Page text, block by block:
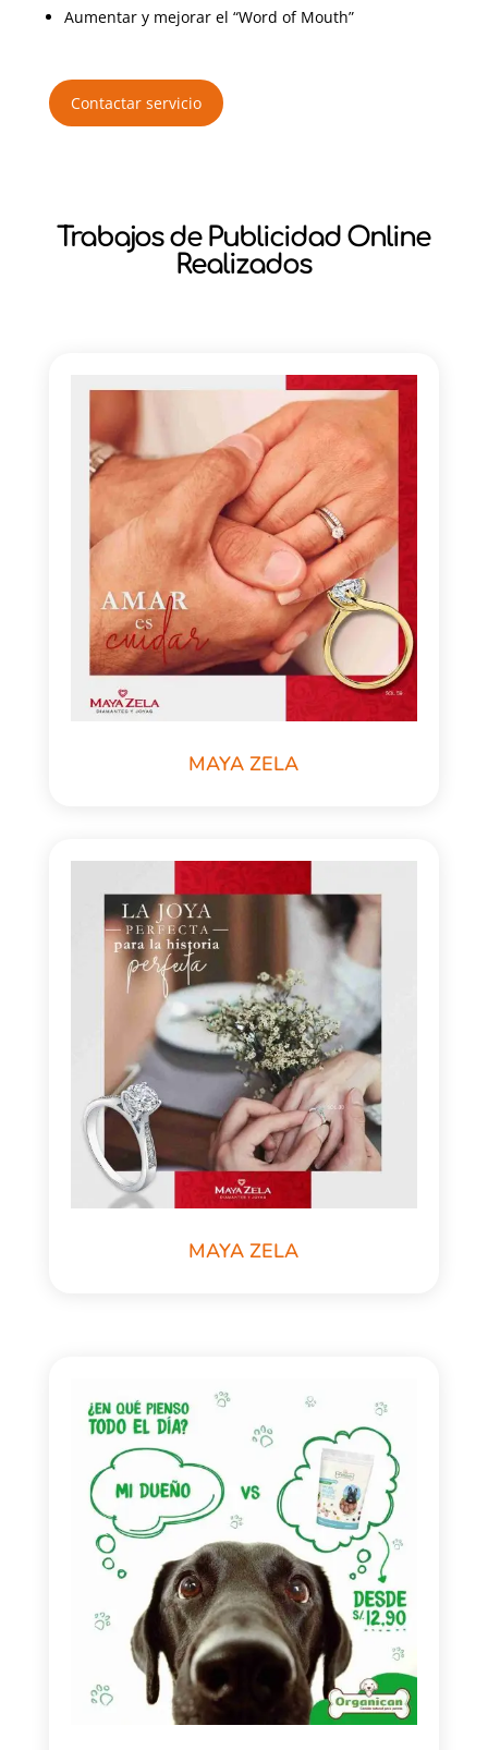
Aumentar y mejorar el “Word of Mouth”
Contactar servicio
Trabajos de Publicidad Online
Realizados
MAYA ZELA
MAYA ZELA